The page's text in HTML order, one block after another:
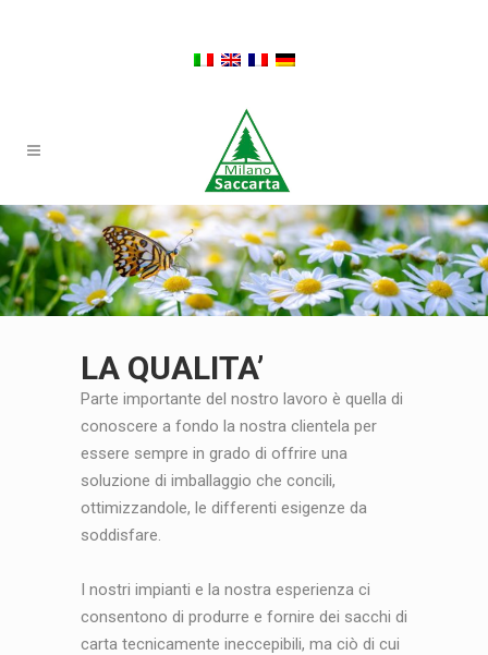
LA QUALITA’
Parte importante del nostro lavoro è quella di
conoscere a fondo la nostra clientela per
essere sempre in grado di offrire una
soluzione di imballaggio che concili,
ottimizzandole, le differenti esigenze da
soddisfare.
I nostri impianti e la nostra esperienza ci
consentono di produrre e fornire dei sacchi di
carta tecnicamente ineccepibili, ma ciò di cui